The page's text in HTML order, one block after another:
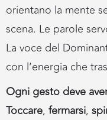
orientano la mente
scena. Le parole
La voce del
con l’energia che
Ogni gesto deve
Toccare, fermarsi,